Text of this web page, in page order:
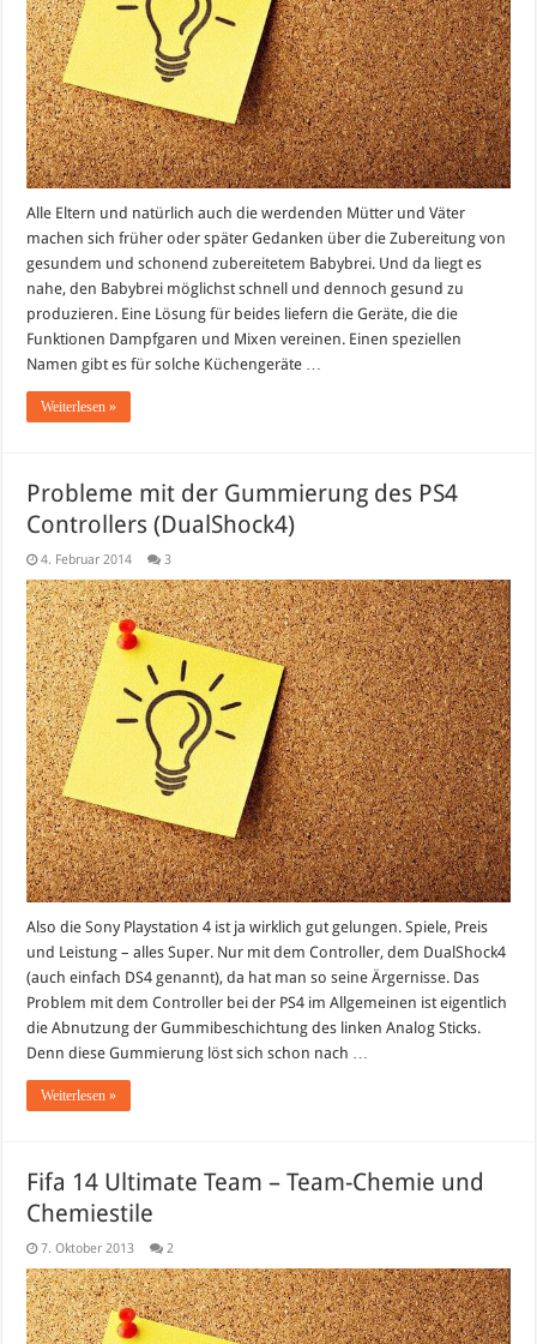
Alle Eltern und natürlich auch die werdenden Mütter und Väter
machen sich früher oder später Gedanken über die Zubereitung von
gesundem und schonend zubereitetem Babybrei. Und da liegt es
nahe, den Babybrei möglichst schnell und dennoch gesund zu
produzieren. Eine Lösung für beides liefern die Geräte, die die
Funktionen Dampfgaren und Mixen vereinen. Einen speziellen
Namen gibt es für solche Küchengeräte …
Weiterlesen »
Probleme mit der Gummierung des PS4
Controllers (DualShock4)
4. Februar 2014 3
Also die Sony Playstation 4 ist ja wirklich gut gelungen. Spiele, Preis
und Leistung – alles Super. Nur mit dem Controller, dem DualShock4
(auch einfach DS4 genannt), da hat man so seine Ärgernisse. Das
Problem mit dem Controller bei der PS4 im Allgemeinen ist eigentlich
die Abnutzung der Gummibeschichtung des linken Analog Sticks.
Denn diese Gummierung löst sich schon nach …
Weiterlesen »
Fifa 14 Ultimate Team – Team-Chemie und
Chemiestile
7. Oktober 2013 2